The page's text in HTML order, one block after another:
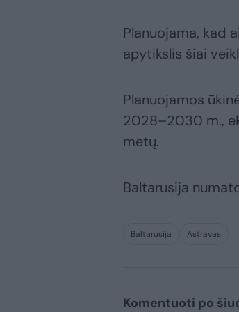
Planuojama, kad
apytikslis šiai
Planuojamos
2028–2030 m.,
metų.
Baltarusija
Baltarusija Astravas
Komentuoti po